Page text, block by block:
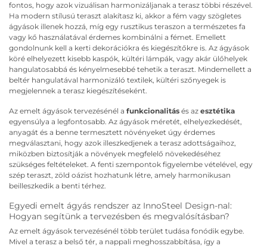
fontos, hogy azok vizuálisan harmonizáljanak a terasz többi részével.
Ha modern stílusú teraszt alakítasz ki, akkor a fém vagy szögletes
ágyások illenek hozzá, míg egy rusztikus teraszon a természetes fa
vagy kő használatával érdemes kombinálni a fémet. Emellett
gondolnunk kell a kerti dekorációkra és kiegészítőkre is. Az ágyások
köré elhelyezett kisebb kaspók, kültéri lámpák, vagy akár ülőhelyek
hangulatosabbá és kényelmesebbé tehetik a teraszt. Mindemellett a
beltér hangulatával harmonizáló textilek, kültéri szőnyegek is
megjelennek a terasz kiegészítéseként.
Az emelt ágyások tervezésénél a funkcionalitás és az esztétika
egyensúlya a legfontosabb. Az ágyások méretét, elhelyezkedését,
anyagát és a benne termesztett növényeket úgy érdemes
megválasztani, hogy azok illeszkedjenek a terasz adottságaihoz,
miközben biztosítják a növények megfelelő növekedéséhez
szükséges feltételeket. A fenti szempontok figyelembe vételével, egy
szép teraszt, zöld oázist hozhatunk létre, amely harmonikusan
beilleszkedik a benti térhez.
Egyedi emelt ágyás rendszer az InnoSteel Design-nal:
Hogyan segítünk a tervezésben és megvalósításban?
Az emelt ágyások tervezésénél több terület tudása fonódik egybe.
Mivel a terasz a belső tér, a nappali meghosszabbítása, így a